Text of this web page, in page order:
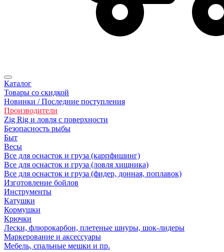
Каталог
Товары со скидкой
Новинки / Последние поступления
Производители
Zig Rig и ловля с поверхности
Безoпасность рыбы
Быт
Весы
Все для оснасток и груза (карпфишинг)
Все для оснасток и груза (ловля хищника)
Все для оснасток и груза (фидер, донная, поплавок)
Изготовление бойлов
Инструменты
Катушки
Кормушки
Крючки
Лески, флюрокарбон, плетеные шнуры, шок-лидеры
Маркерование и аксессуары
Мебель, спальные мешки и пр.